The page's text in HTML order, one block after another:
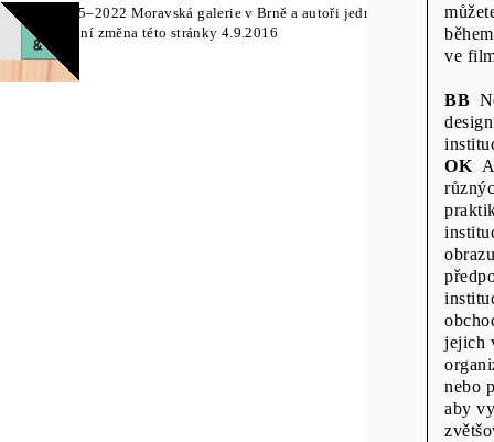
ve
BB
OK
jejich
nebo
aby
© 2015–2022 Moravská galerie v Brně a autoři jednotlivých součástí
Poslední změna této stránky 4.9.2016